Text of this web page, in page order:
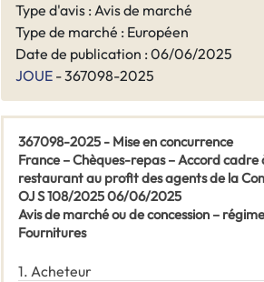
Type d'avis : Avis de marché
Type de marché : Européen
Date de publication : 06/06/2025
JOUE - 367098-2025
367098-2025 - Mise en concurrence
France – Chèques-repas – Accord
restaurant au profit des agents de la
OJ S 108/2025 06/06/2025
Avis de marché ou de concession –
Fournitures
1. Acheteur